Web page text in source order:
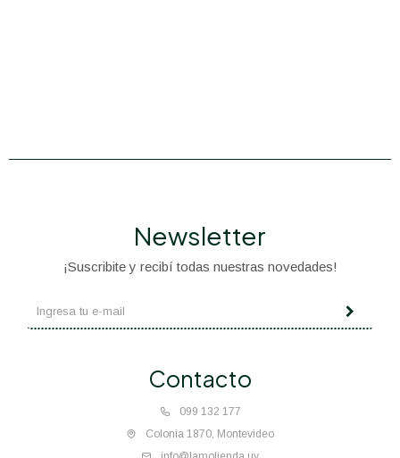
Contacto
099 132 177
Colonia 1870, Montevideo
Newsletter
¡Suscribite y recibí todas nuestras novedades!